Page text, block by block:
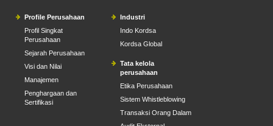
Profile Perusahaan
Profil Singkat
Perusahaan
Sejarah Perusahaan
Visi dan Nilai
Manajemen
Penghargaan dan
Sertifikasi
Industri
Indo Kordsa
Kordsa Global
Tata kelola
perusahaan
Etika Perusahaan
Sistem Whistleblowing
Transaksi Orang Dalam